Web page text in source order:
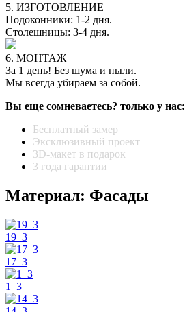
5. ИЗГОТОВЛЕНИЕ
Подоконники: 1-2 дня.
Столешницы: 3-4 дня.
6. МОНТАЖ
За 1 день! Без шума и пыли.
Мы всегда убираем за собой.
Вы еще сомневаетесь? только у нас:
Бесплатный замер
Эксклюзивный проект
3D-макет в подарок
3 года гарантии
Материал: Фасады
19_3
17_3
1_3